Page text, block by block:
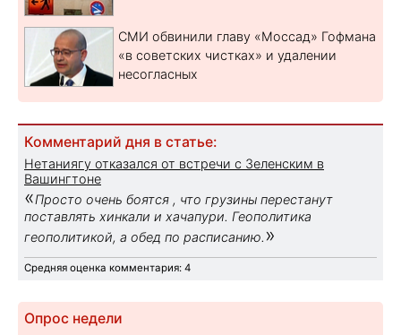
СМИ обвинили главу «Моссад» Гофмана
«в советских чистках» и удалении
несогласных
Комментарий дня в статье:
Нетаниягу отказался от встречи с Зеленским в
Вашингтоне
«Просто очень боятся , что грузины перестанут
поставлять хинкали и хачапури. Геополитика
геополитикой, а обед по расписанию. »
Средняя оценка комментария: 4
Опрос недели